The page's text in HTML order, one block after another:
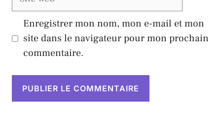
Enregistrer mon nom, mon e-mail et mon
site dans le navigateur pour mon prochain
commentaire.